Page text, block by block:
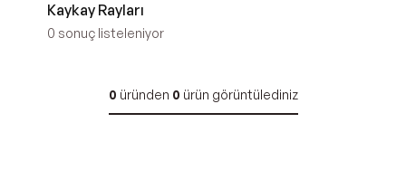
Kaykay Rayları
0 sonuç listeleniyor
0 üründen 0 ürün görüntülediniz